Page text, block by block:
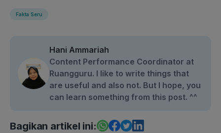
Fakta Seru
Hani Ammariah
Content Performance Coordinator at
Ruangguru. I like to write things that
are useful and also not. But I hope, you
can learn something from this post. ^^
Bagikan artikel ini: